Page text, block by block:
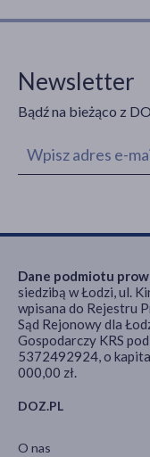
Newsletter
Bądź na bieżąco z
DOZ.PL
O nas
Dane podmiotu
siedzibą w Łodzi, ul.
wpisana do Rejestru
Sąd Rejonowy dla
Gospodarczy KRS
5372492924, o
000,00 zł.